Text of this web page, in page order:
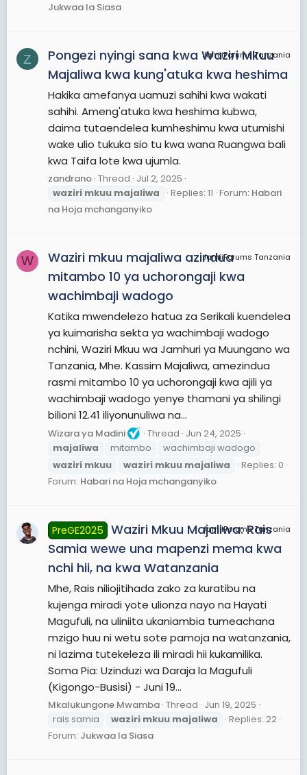
Jukwaa la Siasa
Z JamiiForums Tanzania
Pongezi nyingi sana kwa Waziri Mkuu
Majaliwa kwa kung'atuka kwa heshima
Hakika amefanya uamuzi sahihi kwa wakati
sahihi. Ameng'atuka kwa heshima kubwa,
daima tutaendelea kumheshimu kwa utumishi
wake ulio tukuka sio tu kwa wana Ruangwa bali
kwa Taifa lote kwa ujumla.
zandrano Thread Jul 2, 2025
waziri mkuu majaliwa Replies: 11 Forum: Habari
na Hoja mchanganyiko
W JamiiForums Tanzania
Waziri mkuu majaliwa azindua
mitambo 10 ya uchorongaji kwa
wachimbaji wadogo
Katika mwendelezo hatua za Serikali kuendelea
ya kuimarisha sekta ya wachimbaji wadogo
nchini, Waziri Mkuu wa Jamhuri ya Muungano wa
Tanzania, Mhe. Kassim Majaliwa, amezindua
rasmi mitambo 10 ya uchorongaji kwa ajili ya
wachimbaji wadogo yenye thamani ya shilingi
bilioni 12.41 iliyonunuliwa na...
Wizara ya Madini Thread Jun 24, 2025
majaliwa
mitambo
wachimbaji wadogo
waziri mkuu waziri mkuu majaliwa
Replies: 0
Forum: Habari na Hoja mchanganyiko
JamiiForums Tanzania
PreGE2025
Waziri Mkuu Majaliwa: Rais
Samia wewe una mapenzi mema kwa
nchi hii, na kwa Watanzania
Mhe, Rais niliojitihada zako za kuratibu na
kujenga miradi yote ulionza nayo na Hayati
Magufuli, na uliniita ukaniambia tumeachana
mzigo huu ni wetu sote pamoja na watanzania,
ni lazima tutekeleza ili miradi hii kukamilika.
Soma Pia: Uzinduzi wa Daraja la Magufuli
(Kigongo-Busisi) - Juni 19...
Mkalukungone Mwamba Thread Jun 19, 2025
rais samia
waziri mkuu majaliwa
Replies: 22
Forum: Jukwaa la Siasa